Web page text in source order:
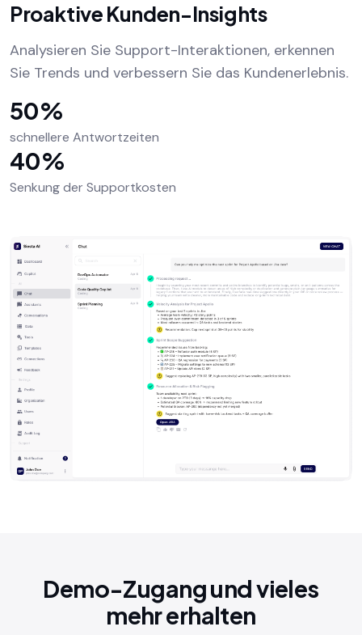
Proaktive Kunden-Insights
Analysieren Sie Support-Interaktionen, erkennen
Sie Trends und verbessern Sie das Kundenerlebnis.
50%
schnellere Antwortzeiten
40%
Senkung der Supportkosten
Demo-Zugang und vieles
mehr erhalten